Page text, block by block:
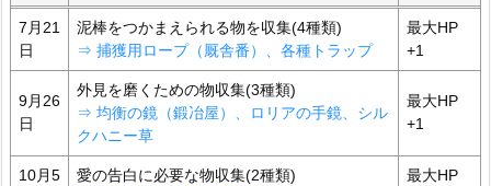
7月21
日
泥棒をつかまえられる物を収集(4種類)
⇒ 捕獲用ロープ（厩舎番）、各種トラップ
最大HP
+1
9月26
日
外見を磨くための物収集(3種類)
⇒ 均衡の鏡 （鍛冶屋）
、ロリアの手鏡、シル
クハニー草
最大HP
+1
10月5
愛の告白に必要な物収集(2種類)
最大HP